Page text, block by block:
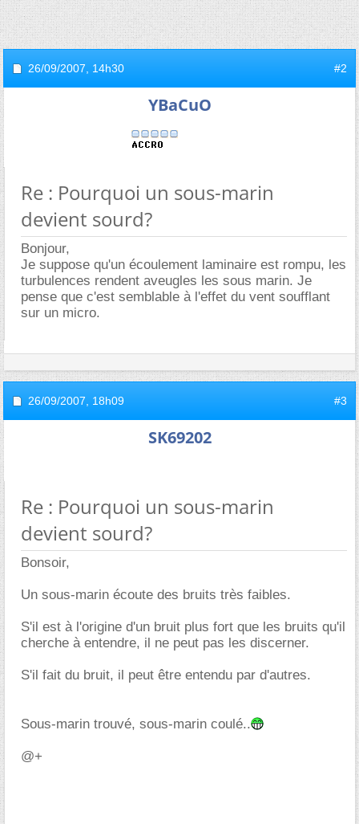
26/09/2007, 14h30 #2
YBaCuO
Re : Pourquoi un sous-marin
devient sourd?
Bonjour,
Je suppose qu'un écoulement laminaire est rompu, les
turbulences rendent aveugles les sous marin. Je
pense que c'est semblable à l'effet du vent soufflant
sur un micro.
26/09/2007, 18h09 #3
SK69202
Re : Pourquoi un sous-marin
devient sourd?
Bonsoir,
Un sous-marin écoute des bruits très faibles.
S'il est à l'origine d'un bruit plus fort que les bruits qu'il
cherche à entendre, il ne peut pas les discerner.
S'il fait du bruit, il peut être entendu par d'autres.
Sous-marin trouvé, sous-marin coulé..
@+